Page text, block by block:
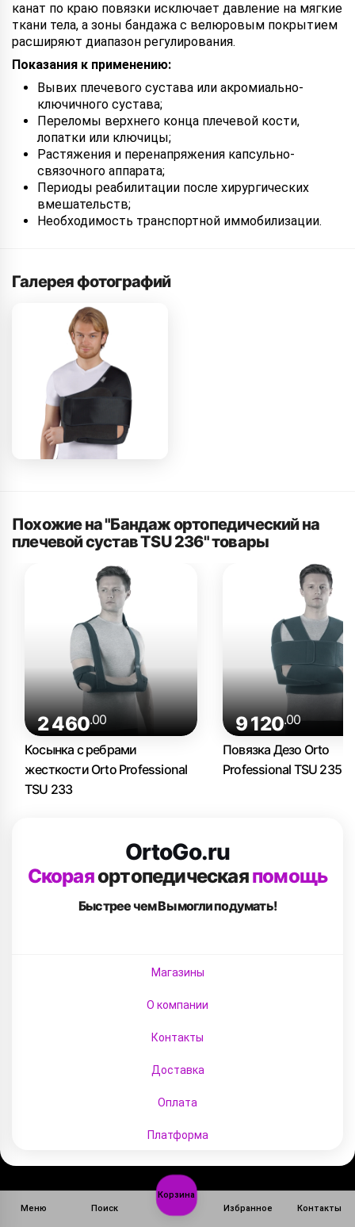
Меню Поиск
Корзина
Избранное
Контакты
канат по краю повязки исключает давление на мягкие
ткани тела, а зоны бандажа с велюровым покрытием
расширяют диапазон регулирования.
Показания к применению:
Вывих плечевого сустава или акромиально-
ключичного сустава;
Переломы верхнего конца плечевой кости,
лопатки или ключицы;
Растяжения и перенапряжения капсульно-
связочного аппарата;
Периоды реабилитации после хирургических
вмешательств;
Необходимость транспортной иммобилизации.
Галерея фотографий
Похожие на "Бандаж ортопедический на
плечевой сустав TSU 236" товары
2 460.00
Косынка с ребрами
жесткости Orto Professional
TSU 233
9 120.00
Повязка Дезо Orto
Professional TSU 235
OrtoGo.ru
Скораяортопедическаяпомощь
Быстрее чем Вымогли подумать!
Магазины
О компании
Контакты
Доставка
Оплата
Платформа